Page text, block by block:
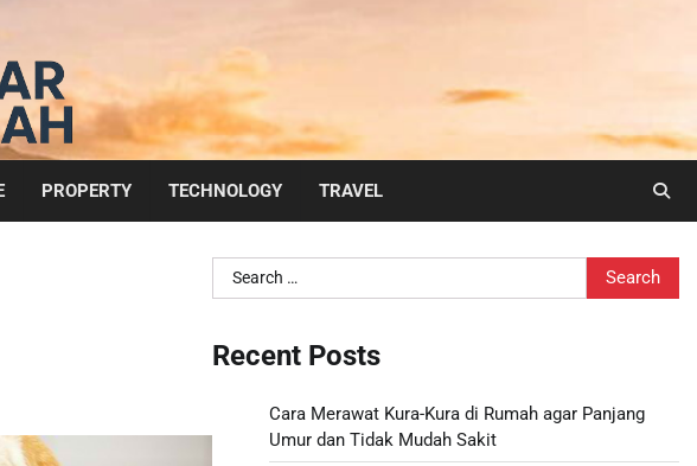
PROPERTY TECHNOLOGY TRAVEL
Search
for:
Recent Posts
Cara Merawat Kura-Kura di Rumah agar Panjang
Umur dan Tidak Mudah Sakit